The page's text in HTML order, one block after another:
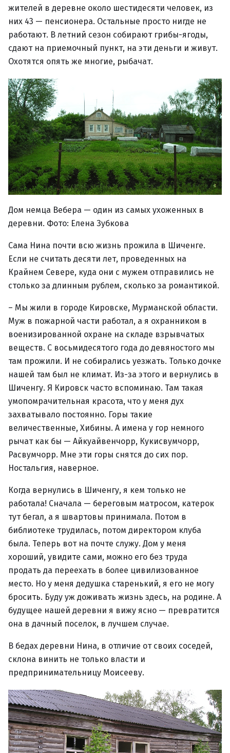
жителей в деревне около шестидесяти человек, из
них 43 — пенсионера. Остальные просто нигде не
работают. В летний сезон собирают грибы-ягоды,
сдают на приемочный пункт, на эти деньги и живут.
Охотятся опять же многие, рыбачат.
Дом немца Вебера — один из самых ухоженных в
деревни. Фото: Елена Зубкова
Сама Нина почти всю жизнь прожила в Шиченге.
Если не считать десяти лет, проведенных на
Крайнем Севере, куда они с мужем отправились не
столько за длинным рублем, сколько за романтикой.
– Мы жили в городе Кировске, Мурманской области.
Муж в пожарной части работал, а я охранником в
военизированной охране на складе взрывчатых
веществ. С восьмидесятого года до девяностого мы
там прожили. И не собирались уезжать. Только дочке
нашей там был не климат. Из-за этого и вернулись в
Шиченгу. Я Кировск часто вспоминаю. Там такая
умопомрачительная красота, что у меня дух
захватывало постоянно. Горы такие
величественные, Хибины. А имена у гор немного
рычат как бы — Айкуайвенчорр, Кукисвумчорр,
Расвумчорр. Мне эти горы снятся до сих пор.
Ностальгия, наверное.
Когда вернулись в Шиченгу, я кем только не
работала! Сначала — береговым матросом, катерок
тут бегал, а я швартовы принимала. Потом в
библиотеке трудилась, потом директором клуба
была. Теперь вот на почте служу. Дом у меня
хороший, увидите сами, можно его без труда
продать да переехать в более цивилизованное
место. Но у меня дедушка старенький, я его не могу
бросить. Буду уж доживать жизнь здесь, на родине. А
будущее нашей деревни я вижу ясно — превратится
она в дачный поселок, в лучшем случае.
В бедах деревни Нина, в отличие от своих соседей,
склона винить не только власти и
предпринимательницу Моисееву.